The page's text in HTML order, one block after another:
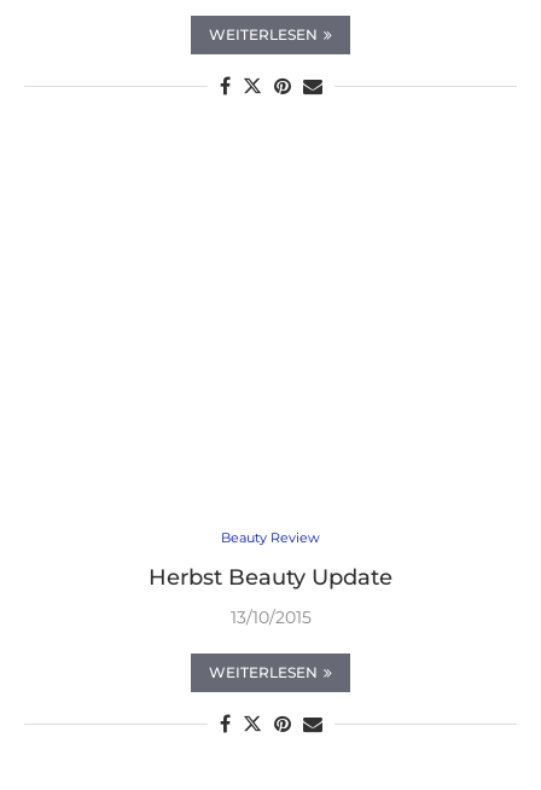
WEITERLESEN
Beauty Review
Herbst Beauty Update
13/10/2015
WEITERLESEN